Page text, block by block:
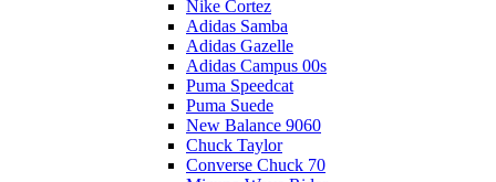
Nike Cortez
Adidas Samba
Adidas Gazelle
Adidas Campus 00s
Puma Speedcat
Puma Suede
New Balance 9060
Chuck Taylor
Converse Chuck 70